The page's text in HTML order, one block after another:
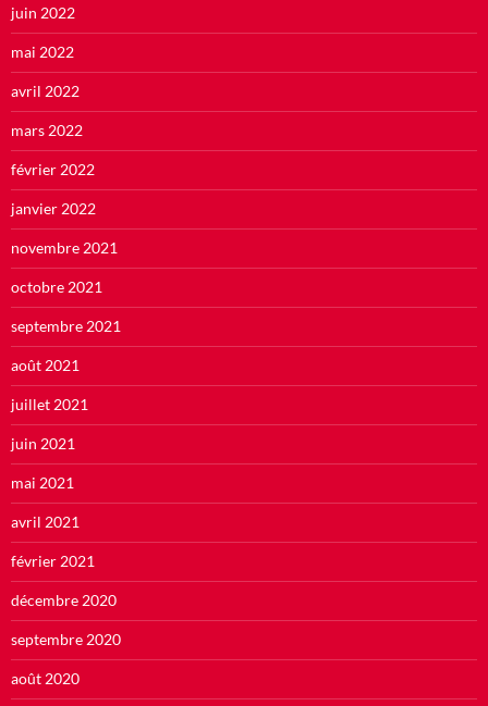
juin 2022
mai 2022
avril 2022
mars 2022
février 2022
janvier 2022
novembre 2021
octobre 2021
septembre 2021
août 2021
juillet 2021
juin 2021
mai 2021
avril 2021
février 2021
décembre 2020
septembre 2020
août 2020